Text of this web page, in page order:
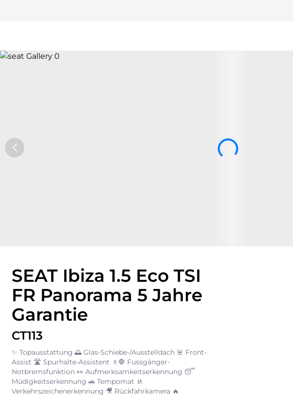
SEAT Ibiza 1.5 Eco TSI
FR Panorama 5 Jahre
Garantie
CT113
✨ Topausstattung 🌅 Glas-Schiebe-/Ausstelldach 🚨 Front-
Assist 🛣️ Spurhalte-Assistent 🚶🛑 Fussgänger-
Notbremsfunktion 👀 Aufmerksamkeitserkennung 😴
Müdigkeitserkennung 🚗 Tempomat 🚸
Verkehrszeichenerkennung 🎥 Rückfahrkamera 🔥